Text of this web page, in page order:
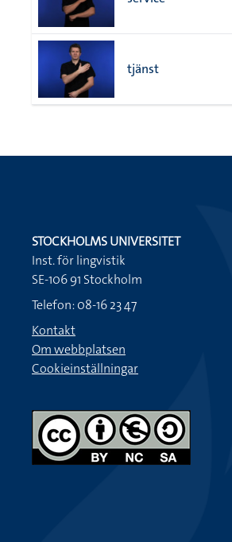
tjänst
STOCKHOLMS UNIVERSITET
Inst. för lingvistik
SE-106 91 Stockholm
Telefon: 08-16 23 47
Kontakt
Om webbplatsen
Cookieinställningar